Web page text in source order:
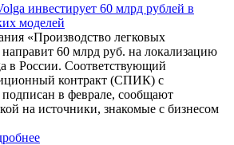
инвестирует 60 млрд рублей в
моделей
«Производство легковых
60 млрд руб. на локализацию
в России. Соответствующий
контракт (СПИК) с
в феврале, сообщают
на источники, знакомые с бизнесом